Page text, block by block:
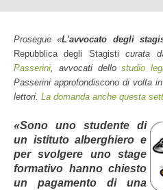
Prosegue «L'avvocato degli
Repubblica degli Stagisticurata
Passerini, avvocati dellostudio
Passerini approfondiscono di volta
lettori. La domanda anche questa
«Sono uno studente di
un istituto alberghiero e
per svolgere uno stage
formativo hanno chiesto
un pagamento di una